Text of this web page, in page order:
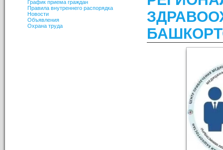
График приема граждан
Правила внутреннего распорядка
Новости
Объявления
Охрана труда